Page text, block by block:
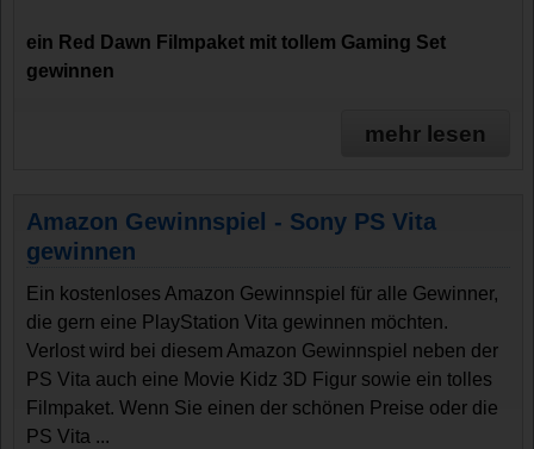
ein Red Dawn Filmpaket mit tollem Gaming Set
gewinnen
mehr lesen
Amazon Gewinnspiel - Sony PS Vita
gewinnen
Ein kostenloses Amazon Gewinnspiel für alle Gewinner,
die gern eine PlayStation Vita gewinnen möchten.
Verlost wird bei diesem Amazon Gewinnspiel neben der
PS Vita auch eine Movie Kidz 3D Figur sowie ein tolles
Filmpaket. Wenn Sie einen der schönen Preise oder die
PS Vita ...